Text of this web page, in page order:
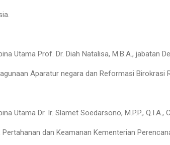
Utama Prof. Dr. Diah Natalisa, M.B.A., jabatan
Aparatur negara dan Reformasi Birokrasi
Utama Dr. Ir. Slamet Soedarsono, M.P.P., Q.I.A.,
Pertahanan dan Keamanan Kementerian